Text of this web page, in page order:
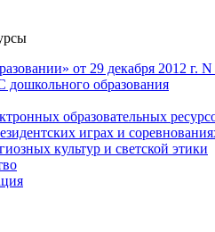
от 29 декабря 2012 г.
образования
образовательных
играх и
культур и светской этики